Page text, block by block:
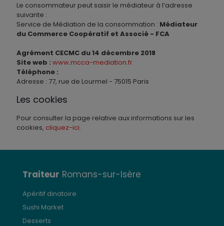
Le consommateur peut saisir le médiateur à l’adresse
suivante :
Service de Médiation de la consommation : Médiateur
du Commerce Coopératif et Associé - FCA
Agrément CECMC du 14 décembre 2018
Site web : www.mcca-mediation.fr
Téléphone :
Adresse : 77, rue de Lourmel - 75015 Paris
Les cookies
Pour consulter la page relative aux informations sur les
cookies, cliquez-ici.
Traiteur Romans-sur-Isère
Apéritif dinatoire
Sushi Market
Desserts